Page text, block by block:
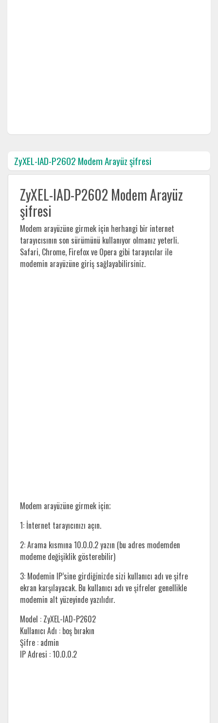
ZyXEL-IAD-P2602 Modem Arayüz şifresi
ZyXEL-IAD-P2602 Modem Arayüz
şifresi
Modem arayüzüne girmek için herhangi bir internet
tarayıcısının son sürümünü kullanıyor olmanız yeterli.
Safari, Chrome, Firefox ve Opera gibi tarayıcılar ile
modemin arayüzüne giriş sağlayabilirsiniz.
Modem arayüzüne girmek için;
1: İnternet tarayıcınızı açın.
2: Arama kısmına 10.0.0.2 yazın (bu adres modemden
modeme değişiklik gösterebilir)
3: Modemin IP’sine girdiğinizde sizi kullanıcı adı ve şifre
ekran karşılayacak. Bu kullanıcı adı ve şifreler genellikle
modemin alt yüzeyinde yazılıdır.
Model : ZyXEL-IAD-P2602
Kullanıcı Adı : boş bırakın
Şifre : admin
IP Adresi : 10.0.0.2